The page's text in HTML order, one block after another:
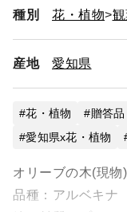
種別 花・植物
産地 愛知県
花・植物 贈答品
愛知県x花・植物
オリーブの木(現物)
品種：アルベキナ